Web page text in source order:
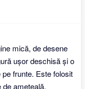
mică, de desene
ușor deschisă și o
frunte. Este folosit
amețeală,